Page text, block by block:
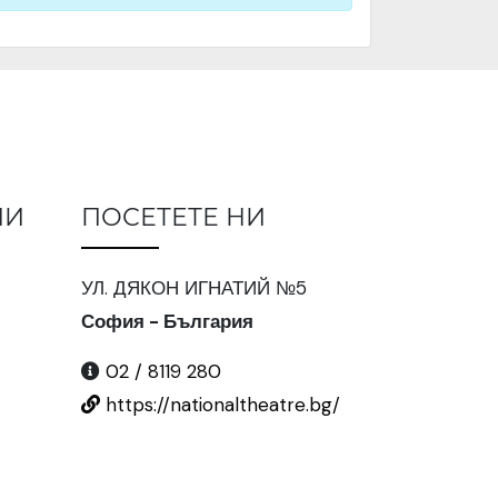
ПОСЕТЕТЕ НИ
УЛ. ДЯКОН ИГНАТИЙ №5
София - България
02 / 8119 280
https://nationaltheatre.bg/